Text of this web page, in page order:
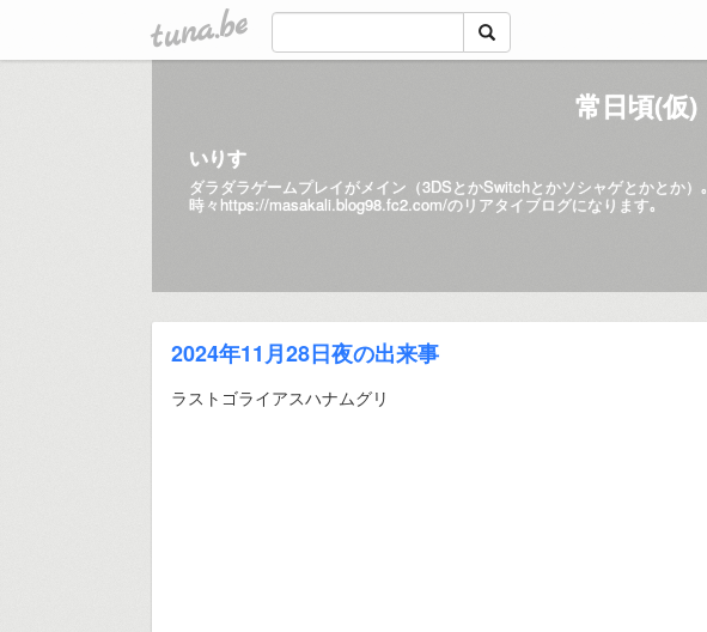
tuna.be
常日頃(仮)
いりす
ダラダラゲームプレイがメイン（3DSとかSwitchとかソシャゲとかとか）｡
時々 https://masakali.blog98.fc2.com/のリアタイブログになります｡
2024年11月28日夜の出来事
ラストゴライアスハナムグリ